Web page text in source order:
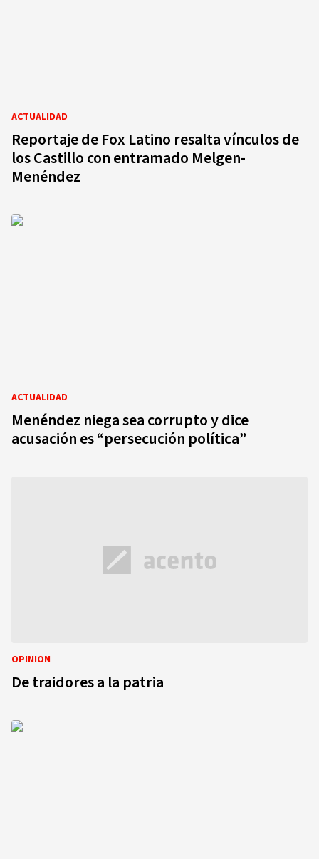
ACTUALIDAD
Reportaje de Fox Latino resalta vínculos de
los Castillo con entramado Melgen-
Menéndez
ACTUALIDAD
Menéndez niega sea corrupto y dice
acusación es “persecución política”
OPINIÓN
De traidores a la patria